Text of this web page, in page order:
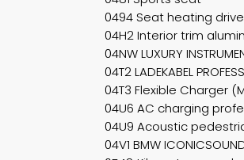
0494 Seat heating
04H2 Interior trim
04NW LUXURY
04T2 LADEKABEL
04T3 Flexible Charger
04U6 AC charging
04U9 Acoustic
04V1 BMW